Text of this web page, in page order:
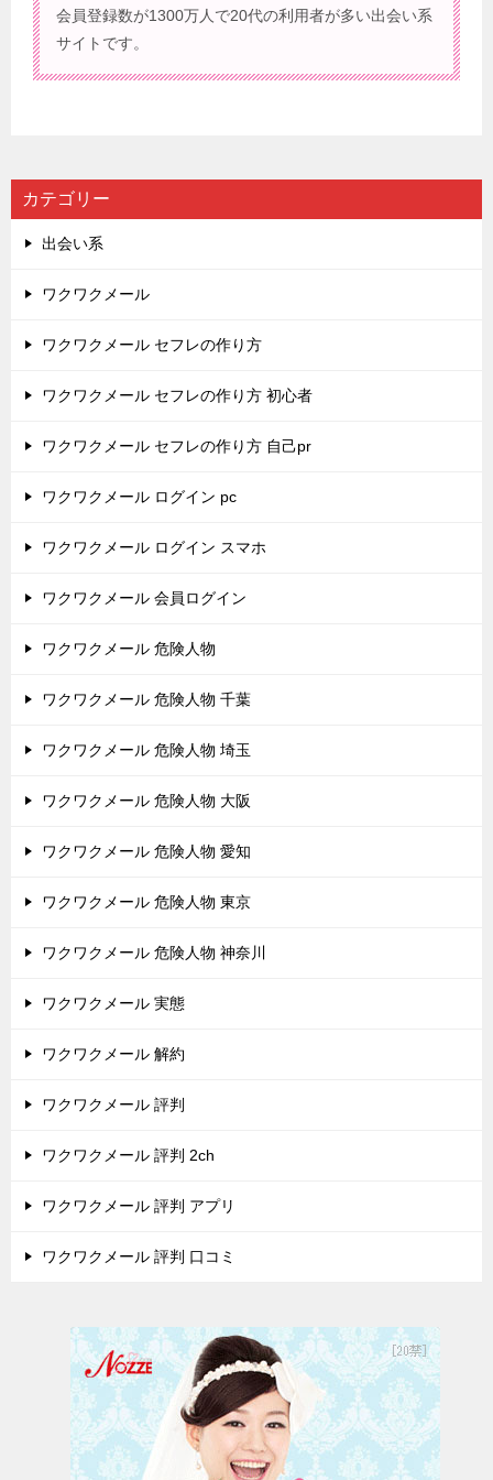
会員登録数が1300万人で20代の利用者が多い出会い系
サイトです。
カテゴリー
出会い系
ワクワクメール
ワクワクメール セフレの作り方
ワクワクメール セフレの作り方 初心者
ワクワクメール セフレの作り方 自己pr
ワクワクメール ログイン pc
ワクワクメール ログイン スマホ
ワクワクメール 会員ログイン
ワクワクメール 危険人物
ワクワクメール 危険人物 千葉
ワクワクメール 危険人物 埼玉
ワクワクメール 危険人物 大阪
ワクワクメール 危険人物 愛知
ワクワクメール 危険人物 東京
ワクワクメール 危険人物 神奈川
ワクワクメール 実態
ワクワクメール 解約
ワクワクメール 評判
ワクワクメール 評判 2ch
ワクワクメール 評判 アプリ
ワクワクメール 評判 口コミ